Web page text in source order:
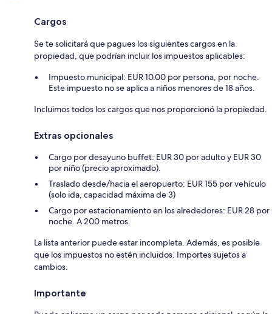
Cargos
Se te solicitará que pagues los siguientes cargos en la
propiedad, que podrían incluir los impuestos aplicables:
Impuesto municipal: EUR 10.00 por persona, por noche.
Este impuesto no se aplica a niños menores de 18 años.
Incluimos todos los cargos que nos proporcionó la propiedad.
Extras opcionales
Cargo por desayuno buffet: EUR 30 por adulto y EUR 30
por niño (precio aproximado).
Traslado desde/hacia el aeropuerto: EUR 155 por vehículo
(solo ida, capacidad máxima de 3)
Cargo por estacionamiento en los alrededores: EUR 28 por
noche. A 200 metros.
La lista anterior puede estar incompleta. Además, es posible
que los impuestos no estén incluidos. Importes sujetos a
cambios.
Importante